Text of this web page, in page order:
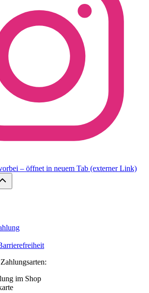
– öffnet in neuem Tab (externer Link)